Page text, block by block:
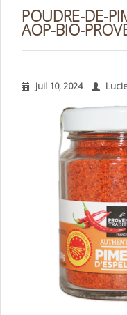
POUDRE-DE-
AOP-BIO-
Juil 10, 2024